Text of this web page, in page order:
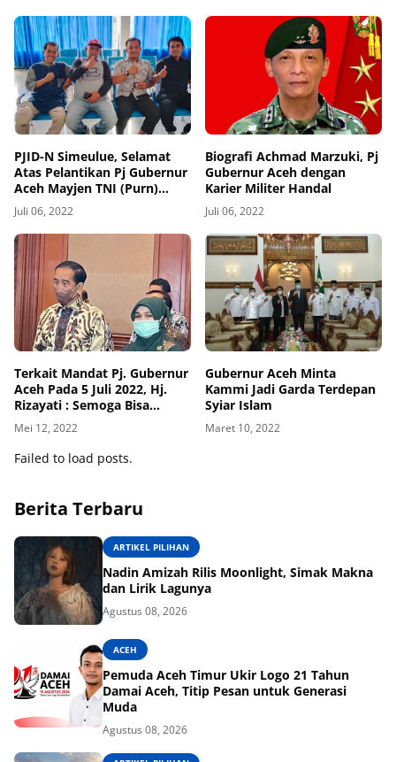
PJID-N Simeulue, Selamat
Atas Pelantikan Pj Gubernur
Aceh Mayjen TNI (Purn)
Achmad Marzuki
Juli 06, 2022
Biografi Achmad Marzuki, Pj
Gubernur Aceh dengan
Karier Militer Handal
Juli 06, 2022
Terkait Mandat Pj. Gubernur
Aceh Pada 5 Juli 2022, Hj.
Rizayati : Semoga Bisa
Melanjutkan Estafet
Kepemimpinan yang Lebih
Baik Lagi
Mei 12, 2022
Gubernur Aceh Minta
Kammi Jadi Garda Terdepan
Syiar Islam
Maret 10, 2022
Failed to load posts.
Berita Terbaru
ARTIKEL PILIHAN
Nadin Amizah Rilis Moonlight, Simak Makna
dan Lirik Lagunya
Agustus 08, 2026
ACEH
Pemuda Aceh Timur Ukir Logo 21 Tahun
Damai Aceh, Titip Pesan untuk Generasi
Muda
Agustus 08, 2026